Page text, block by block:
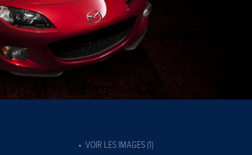
VOIR LES IMAGES (1)